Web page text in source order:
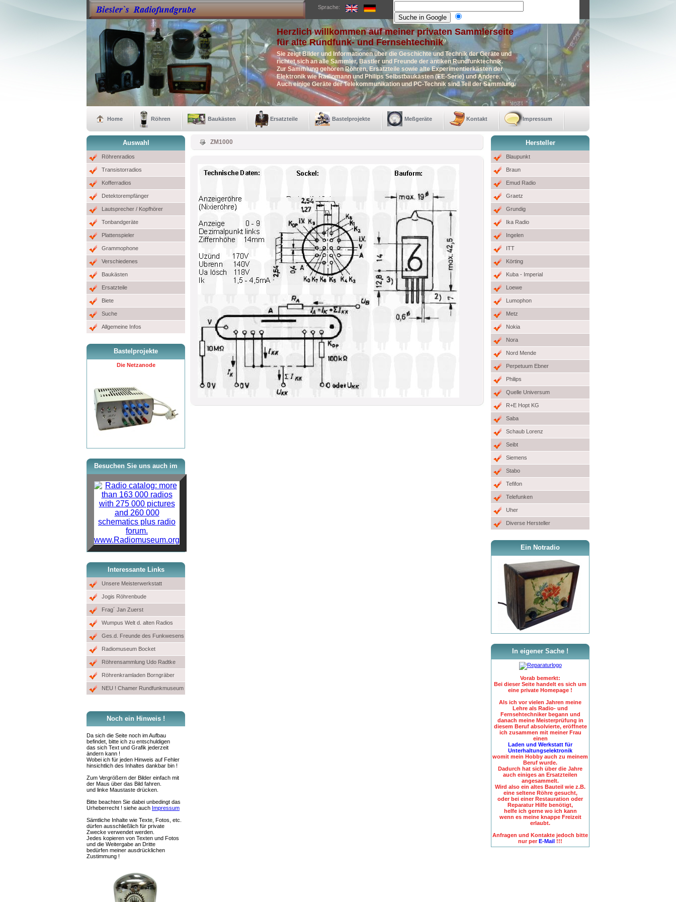
Sprache:
Herzlich willkommen auf meiner privaten Sammlerseite
für alte Rundfunk- und Fernsehtechnik
Sie zeigt Bilder und Informationen über die Geschichte und Technik der Geräte und
richtet sich an alle Sammler, Bastler und Freunde der antiken Rundfunktechnik.
Zur Sammlung gehören Röhren, Ersatzteile sowie alte Experimentierkästen der
Elektronik wie Radiomann und Philips Selbstbaukästen (EE-Serie) und Andere.
Auch einige Geräte der Telekommunikation und PC-Technik sind Teil der Sammlung.
Home Röhren Baukästen Ersatzteile Bastelprojekte Meßgeräte Kontakt Impressum
Auswahl
Röhrenradios
Transistorradios
Kofferradios
Detektorempfänger
Lautsprecher / Kopfhörer
Tonbandgeräte
Plattenspieler
Grammophone
Verschiedenes
Baukästen
Ersatzteile
Biete
Suche
Allgemeine Infos
Bastelprojekte
Die Netzanode
Besuchen Sie uns auch im
www.Radiomuseum.org
Interessante Links
Unsere Meisterwerkstatt
Jogis Röhrenbude
Frag´ Jan Zuerst
Wumpus Welt d. alten Radios
Ges.d. Freunde des Funkwesens
Radiomuseum Bocket
Röhrensammlung Udo Radtke
Röhrenkramladen Borngräber
NEU ! Chamer Rundfunkmuseum
Noch ein Hinweis !
Da sich die Seite noch im Aufbau
befindet, bitte ich zu entschuldigen
das sich Text und Grafik jederzeit
ändern kann !
Wobei ich für jeden Hinweis auf Fehler
hinsichtlich des Inhaltes dankbar bin !
Zum Vergrößern der Bilder einfach mit
der Maus über das Bild fahren.
und linke Maustaste drücken.
Bitte beachten Sie dabei unbedingt das
Urheberrecht ! siehe auch Impressum
Sämtliche Inhalte wie Texte, Fotos, etc.
dürfen ausschließlich für private
Zwecke verwendet werden.
Jedes kopieren von Texten und Fotos
und die Weitergabe an Dritte
bedürfen meiner ausdrücklichen
Zustimmung !
ZM1000 Hersteller
Blaupunkt
Braun
Emud Radio
Graetz
Grundig
Ika Radio
Ingelen
ITT
Körting
Kuba - Imperial
Loewe
Lumophon
Metz
Nokia
Nora
Nord Mende
Perpetuum Ebner
Philips
Quelle Universum
R+E Hopt KG
Saba
Schaub Lorenz
Seibt
Siemens
Stabo
Tefifon
Telefunken
Uher
Diverse Hersteller
Ein Notradio
In eigener Sache !
Vorab bemerkt:
Bei dieser Seite handelt es sich um
eine private Homepage !
Als ich vor vielen Jahren meine
Lehre als Radio- und
Fernsehtechniker begann und
danach meine Meisterprüfung in
diesem Beruf absolvierte, eröffnete
ich zusammen mit meiner Frau
einen
Laden und Werkstatt für
Unterhaltungselektronik
womit mein Hobby auch zu meinem
Beruf wurde.
Dadurch hat sich über die Jahre
auch einiges an Ersatzteilen
angesammelt.
Wird also ein altes Bauteil wie z.B.
eine seltene Röhre gesucht,
oder bei einer Restauration oder
Reparatur Hilfe benötigt,
helfe ich gerne wo ich kann
wenn es meine knappe Freizeit
erlaubt.
Anfragen und Kontakte jedoch bitte
nur per E-Mail !!!